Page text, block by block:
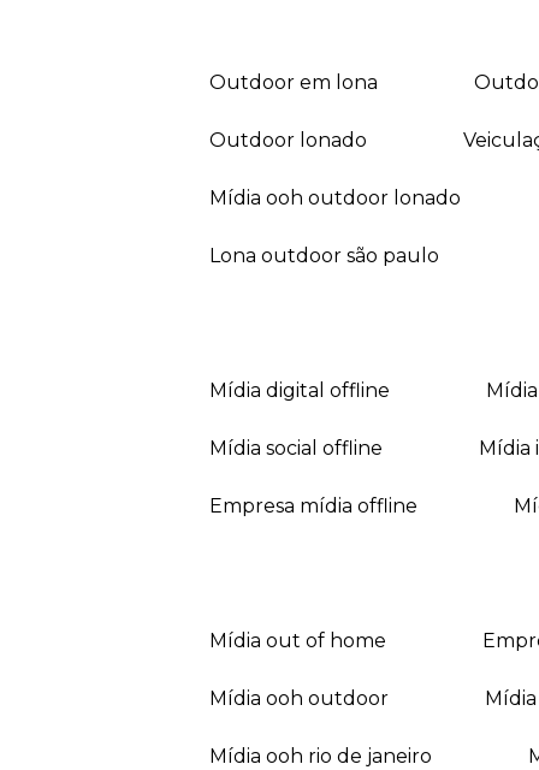
outdoor em lona
outdoor lonado
mídia ooh outdoor lonado
lona outdoor são paulo
mídia digital offline
mídia social offline
empresa mídia offline
mídia out of home
mídia ooh outdoor
mídia ooh rio de janeiro